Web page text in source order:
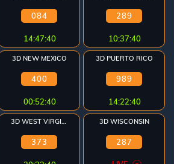
084
14:47:40
289
10:37:40
3D NEW MEXICO
400
00:52:40
3D PUERTO RICO
989
14:22:40
373
3D WISCONSIN
287